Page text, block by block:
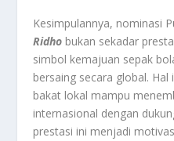
Kesimpulannya, nominasi
Ridho bukan sekadar
simbol kemajuan sepak
bersaing secara global.
bakat lokal mampu
internasional dengan
prestasi ini menjadi